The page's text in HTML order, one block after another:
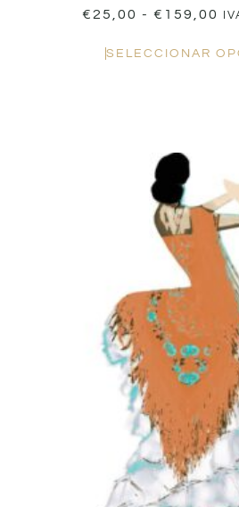
€25,00 - € 159,00
SELECCIONAR